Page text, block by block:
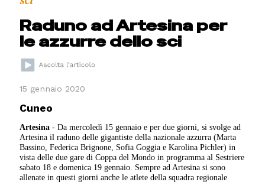
Raduno ad Artesina per
le azzurre dello sci
15 gennaio 2020
Cuneo
Artesina - Da mercoledì 15 gennaio e per due giorni, si svolge ad
Artesina il raduno delle gigantiste della nazionale azzurra (Marta
Bassino, Federica Brignone, Sofia Goggia e Karolina Pichler) in
vista delle due gare di Coppa del Mondo in programma al Sestriere
sabato 18 e domenica 19 gennaio. Sempre ad Artesina si sono
allenate in questi giorni anche le atlete della squadra regionale